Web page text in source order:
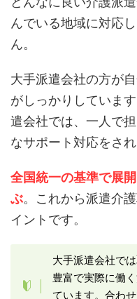
んでいる地域に対応
ん。
大手派遣会社の方が
がしっかりしていま
遣会社では、一人で
なサポート対応をさ
全国統一の基準で展
ぶ。これから派遣介
イントです。
大手派遣会社で
豊富で実際に働
ています。合わ